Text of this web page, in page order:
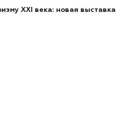
XXI века: новая выставка